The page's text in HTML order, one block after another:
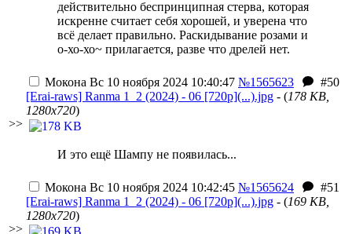
действительно беспринципная стерва, которая
искренне считает себя хорошей, и уверена что
всё делает правильно. Раскидывание розами и
о-хо-хо~ прилагается, разве что дрелей нет.
>>
Мокона Вс 10 ноября 2024 10:40:47 №1565623
#50
[Erai-raws] Ranma 1_2 (2024) - 06 [720p](...).jpg - (178 KB,
1280x720)
И это ещё Шампу не появилась...
>>
Мокона Вс 10 ноября 2024 10:42:45 №1565624
#51
[Erai-raws] Ranma 1_2 (2024) - 06 [720p](...).jpg - (169 KB,
1280x720)